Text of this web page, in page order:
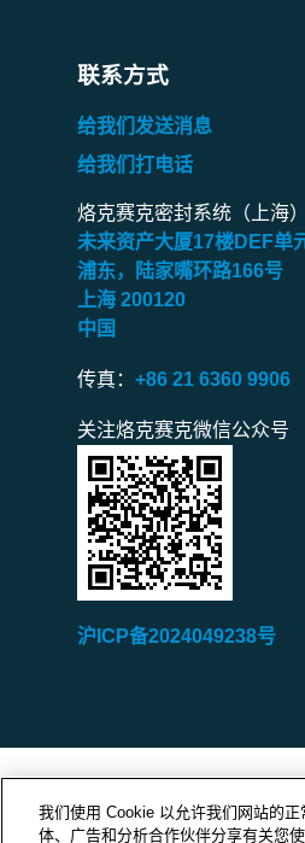
联系方式
给我们发送消息
给我们打电话
烙克赛克密封系统（上海
未来资产大厦17楼DEF单
浦东，陆家嘴环路166号
上海 200120
中国
传真： +86 21 6360 9906
关注烙克赛克微信公众号
沪ICP备2024049238号
我们使用 Cookie 以允许我们网站的
体、广告和分析合作伙伴分享有关您使